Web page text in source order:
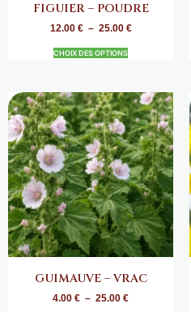
FIGUIER – POUDRE
12.00 € – 25.00 €
CHOIX DES OPTIONS
GUIMAUVE – VRAC
4.00 € – 25.00 €